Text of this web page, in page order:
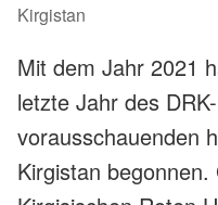
Kirgistan
Mit dem Jahr 2021
letzte Jahr des
vorausschauenden
Kirgistan